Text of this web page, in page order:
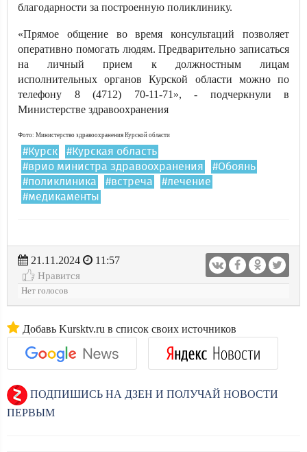
благодарности за построенную поликлинику.
«Прямое общение во время консультаций позволяет
оперативно помогать людям. Предварительно записаться
на личный прием к должностным лицам
исполнительных органов Курской области можно по
телефону 8 (4712) 70-11-71», - подчеркнули в
Министерстве здравоохранения
Фото: Министерство здравоохранения Курской области
#Курск
#Курская область
#врио министра здравоохранения
#Обоянь
#поликлиника
#встреча
#лечение
#медикаменты
21.11.2024
11:57
Нравится
Нет голосов
Добавь Kursktv.ru в список своих источников
ПОДПИШИСЬ НА ДЗЕН И ПОЛУЧАЙ НОВОСТИ
ПЕРВЫМ